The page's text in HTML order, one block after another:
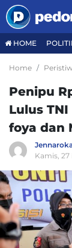
HOME
Home
Penipu
Lulus
foya dan
Kamis, 27